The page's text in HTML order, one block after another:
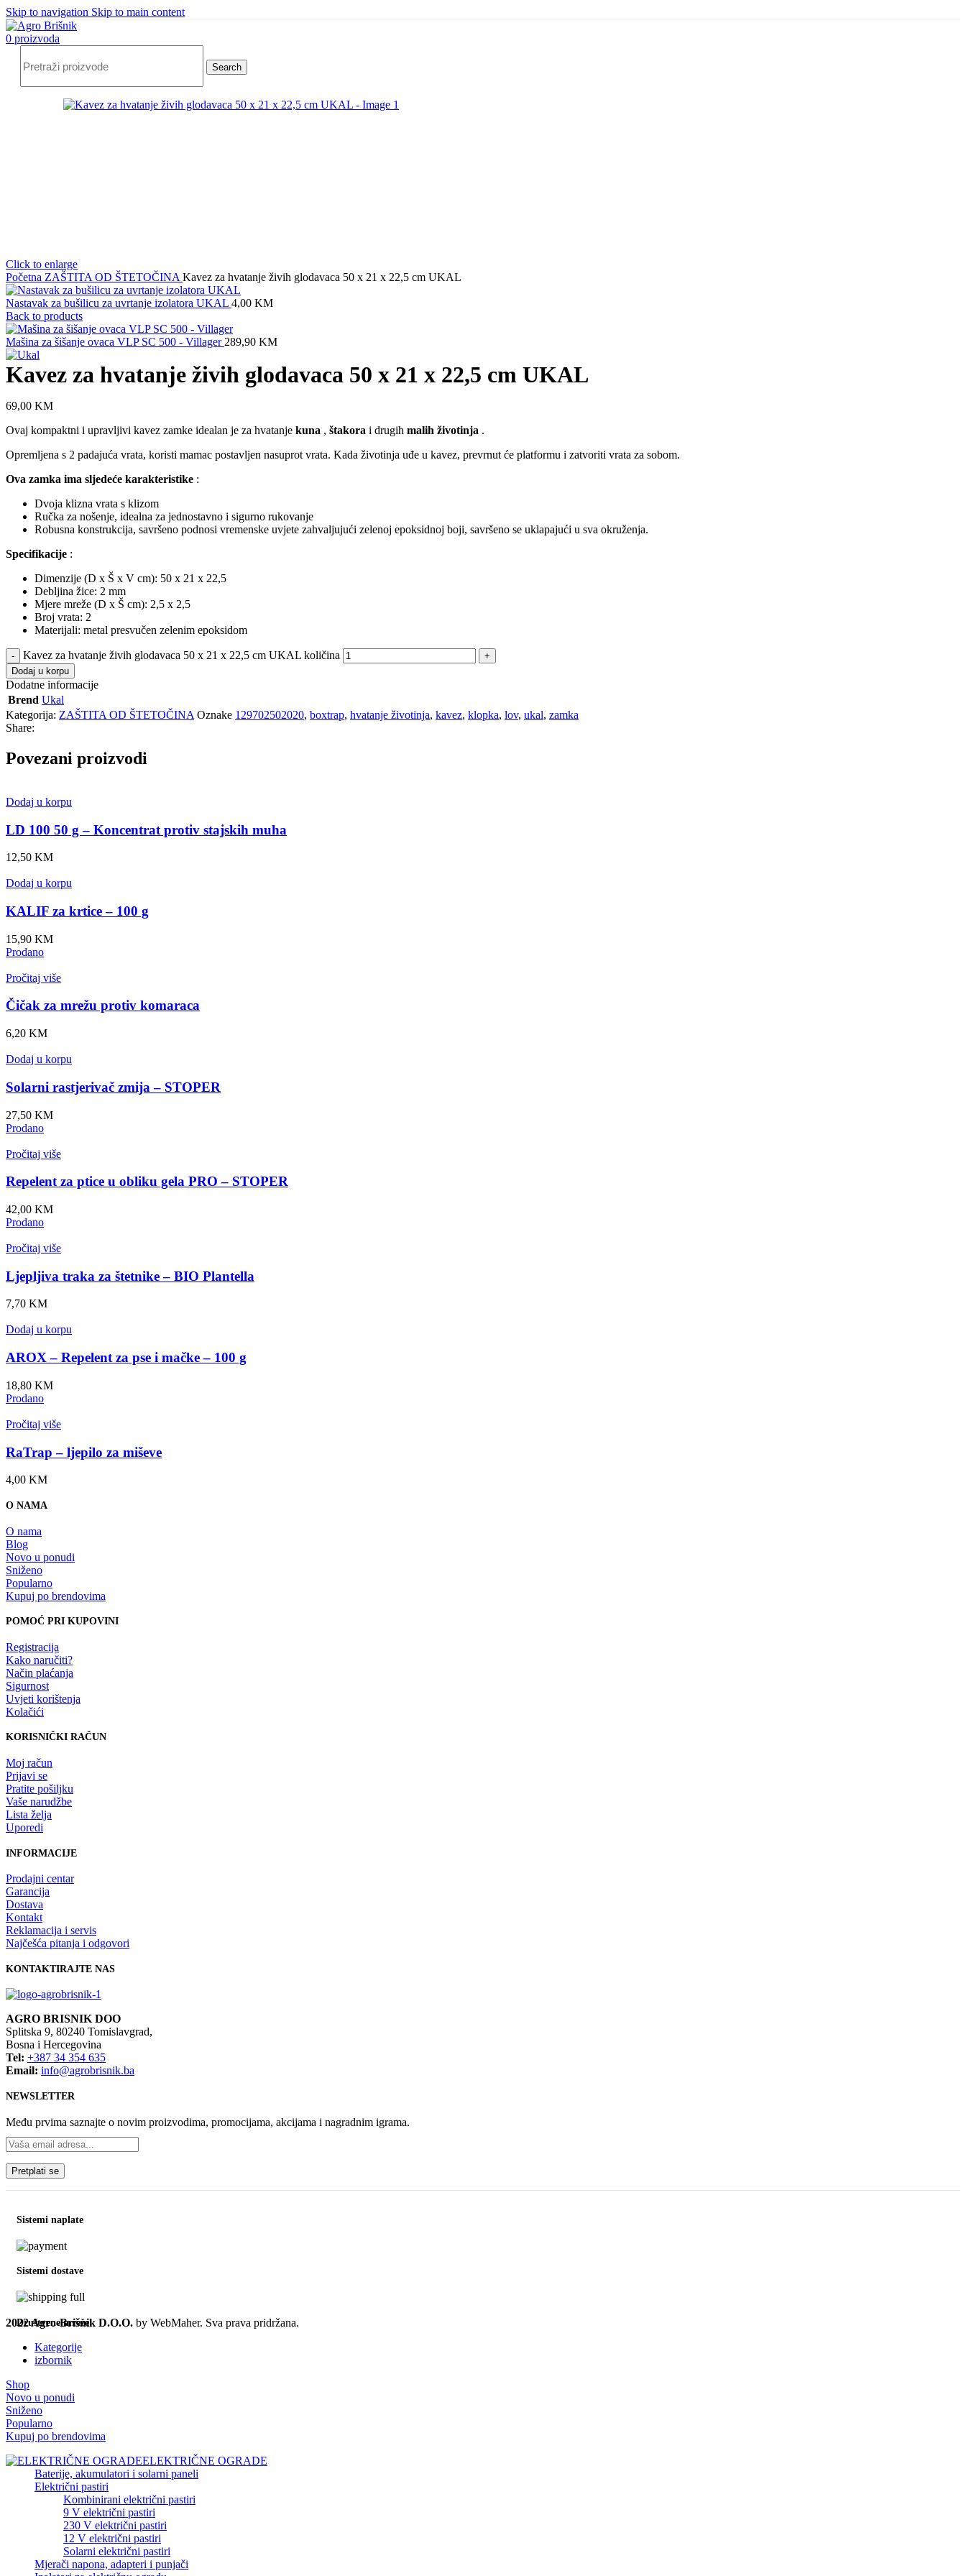
Skip to navigation Skip to main content
0 proizvoda
Search
Click to enlarge
Početna ZAŠTITA OD ŠTETOČINA Kavez za hvatanje živih glodavaca 50 x 21 x 22,5 cm UKAL
Nastavak za bušilicu za uvrtanje izolatora UKAL 4,00 KM
Back to products
Mašina za šišanje ovaca VLP SC 500 - Villager 289,90 KM
Kavez za hvatanje živih glodavaca 50 x 21 x 22,5 cm UKAL
69,00 KM
Ovaj kompaktni i upravljivi kavez zamke idealan je za hvatanje kuna , štakora i drugih malih životinja .
Opremljena s 2 padajuća vrata, koristi mamac postavljen nasuprot vrata. Kada životinja uđe u kavez, prevrnut će platformu i zatvoriti vrata za sobom.
Ova zamka ima sljedeće karakteristike :
Dvoja klizna vrata s klizom
Ručka za nošenje, idealna za jednostavno i sigurno rukovanje
Robusna konstrukcija, savršeno podnosi vremenske uvjete zahvaljujući zelenoj epoksidnoj boji, savršeno se uklapajući u sva okruženja.
Specifikacije :
Dimenzije (D x Š x V cm): 50 x 21 x 22,5
Debljina žice: 2 mm
Mjere mreže (D x Š cm): 2,5 x 2,5
Broj vrata: 2
Materijali: metal presvučen zelenim epoksidom
Kavez za hvatanje živih glodavaca 50 x 21 x 22,5 cm UKAL količina
Dodaj u korpu
Dodatne informacije
Brend Ukal
Kategorija: ZAŠTITA OD ŠTETOČINA Oznake 129702502020, boxtrap, hvatanje životinja, kavez, klopka, lov, ukal, zamka
Share:
Povezani proizvodi
Dodaj u korpu
LD 100 50 g – Koncentrat protiv stajskih muha
12,50 KM
Dodaj u korpu
KALIF za krtice – 100 g
15,90 KM
Prodano
Pročitaj više
Čičak za mrežu protiv komaraca
6,20 KM
Dodaj u korpu
Solarni rastjerivač zmija – STOPER
27,50 KM
Prodano
Pročitaj više
Repelent za ptice u obliku gela PRO – STOPER
42,00 KM
Prodano
Pročitaj više
Ljepljiva traka za štetnike – BIO Plantella
7,70 KM
Dodaj u korpu
AROX – Repelent za pse i mačke – 100 g
18,80 KM
Prodano
Pročitaj više
RaTrap – ljepilo za miševe
4,00 KM
O NAMA
O nama
Blog
Novo u ponudi
Sniženo
Popularno
Kupuj po brendovima
POMOĆ PRI KUPOVINI
Registracija
Kako naručiti?
Način plaćanja
Sigurnost
Uvjeti korištenja
Kolačići
KORISNIČKI RAČUN
Moj račun
Prijavi se
Pratite pošiljku
Vaše narudžbe
Lista želja
Uporedi
INFORMACIJE
Prodajni centar
Garancija
Dostava
Kontakt
Reklamacija i servis
Najčešća pitanja i odgovori
KONTAKTIRAJTE NAS
AGRO BRISNIK DOO
Splitska 9, 80240 Tomislavgrad,
Bosna i Hercegovina
Tel: +387 34 354 635
Email: info@agrobrisnik.ba
NEWSLETTER
Među prvima saznajte o novim proizvodima, promocijama, akcijama i nagradnim igrama.
Sistemi naplate
Sistemi dostave
Društvene mreže
2022 Agro-Brišnik D.O.O. by WebMaher. Sva prava pridržana.
Kategorije
izbornik
Shop
Novo u ponudi
Sniženo
Popularno
Kupuj po brendovima
ELEKTRIČNE OGRADE
Baterije, akumulatori i solarni paneli
Električni pastiri
Kombinirani električni pastiri
9 V električni pastiri
230 V električni pastiri
12 V električni pastiri
Solarni električni pastiri
Mjerači napona, adapteri i punjači